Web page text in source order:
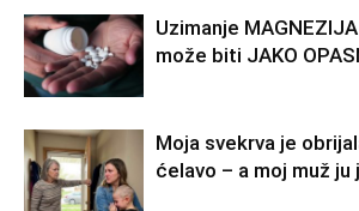
Uzimanje
može biti JAKO
Moja svekrva je
ćelavo – a moj muž ju